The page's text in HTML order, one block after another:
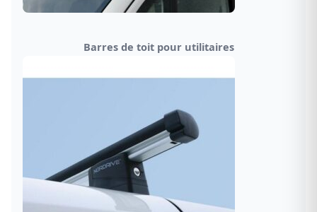
Barres de toit pour utilitaires